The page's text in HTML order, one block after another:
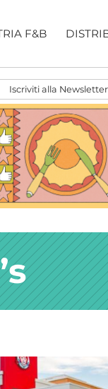
F&B
Iscriviti alla Newsletter